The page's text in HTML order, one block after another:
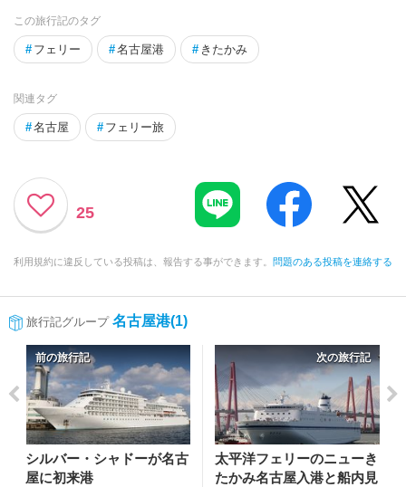
この旅行記のタグ
# フェリー #名古屋港 # きたかみ
関連タグ
#名古屋 # フェリー旅
25
利用規約に違反している投稿は、報告する事ができます。 問題のある投稿を連絡する
旅行記グループ 名古屋港(1)
前の旅行記
シルバー・シャドーが名古
屋に初来港
次の旅行記
太平洋フェリーのニューき
たかみ名古屋入港と船内見